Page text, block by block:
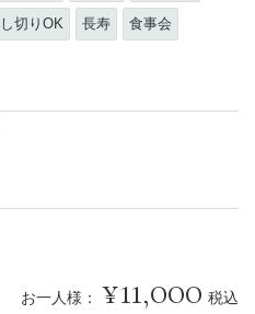
切りOK 長寿 食事会
お一人様： 11,000 税込